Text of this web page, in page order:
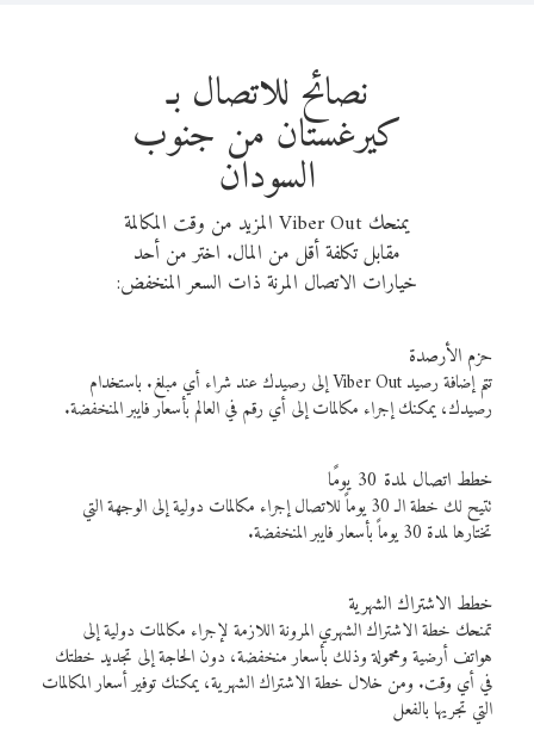
نصائح للاتصال بـ
كيرغستان من جنوب
السودان
يمنحك Viber Out المزيد من وقت المكالمة
مقابل تكلفة أقل من المال. اختر من أحد
خيارات الاتصال المرنة ذات السعر المنخفض:
حزم الأرصدة
تتم إضافة رصيد Viber Out إلى رصيدك عند شراء أي مبلغ. باستخدام
رصيدك، يمكنك إجراء مكالمات إلى أي رقم في العالم بأسعار فايبر المنخفضة.
خطط اتصال لمدة 30 يومًا
تتيح لك خطة الـ 30 يوماً للاتصال إجراء مكالمات دولية إلى الوجهة التي
تختارها لمدة 30 يوماً بأسعار فايبر المنخفضة.
خطط الاشتراك الشهرية
تمنحك خطة الاشتراك الشهري المرونة اللازمة لإجراء مكالمات دولية إلى
هواتف أرضية ومحمولة وذلك بأسعار منخفضة، دون الحاجة إلى تجديد خطتك
في أي وقت. ومن خلال خطة الاشتراك الشهرية، يمكنك توفير أسعار المكالمات
التي تجريها بالفعل